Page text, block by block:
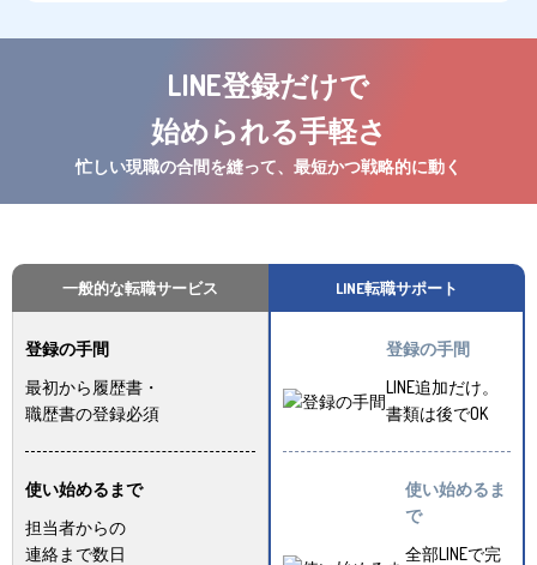
LINE登録だけで
始められる手軽さ
忙しい現職の合間を縫って、最短かつ戦略的に動く
一般的な転職サービス
登録の手間
最初から履歴書・
職歴書の登録必須
使い始めるまで
担当者からの
連絡まで数日
LINE転職サポート
登録の手間
LINE追加だけ。
書類は後でOK
使い始めるま
で
全部LINEで完